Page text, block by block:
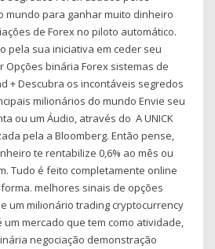
mundo para ganhar muito dinheiro
de Forex no piloto automático.
pela sua iniciativa em ceder seu
Opções binária Forex sistemas de
+ Descubra os incontáveis segredos
milionários do mundo Envie seu
ou um Áudio, através do A UNICK
pela a Bloomberg. Então pense,
te rentabilize 0,6% ao mês ou
Tudo é feito completamente online
melhores sinais de opções
um milionário trading cryptocurrency
um mercado que tem como atividade,
negociação demonstração